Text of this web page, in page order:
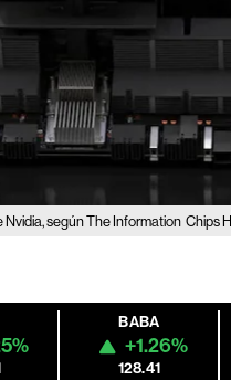
Nvidia, según The Information Chips
BABA
+1.26%
128.41